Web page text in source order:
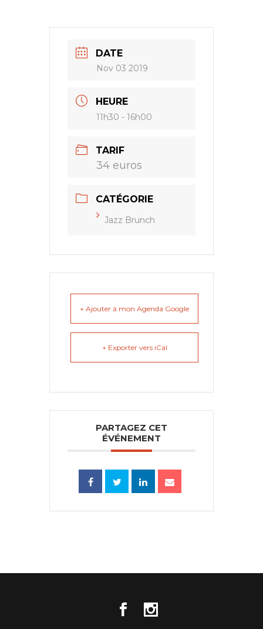
DATE
Nov 03 2019
HEURE
11h30 - 16h00
TARIF
34 euros
CATÉGORIE
Jazz Brunch
+ Ajouter à mon Agenda Google
+ Exporter vers iCal
PARTAGEZ CET
ÉVÉNEMENT